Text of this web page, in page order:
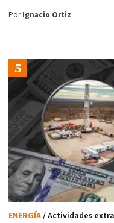
PorIgnacio Ortiz
ENERGÍA/ Actividades